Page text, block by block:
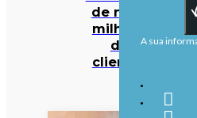
de nove
milhões
de
clientes
A sua